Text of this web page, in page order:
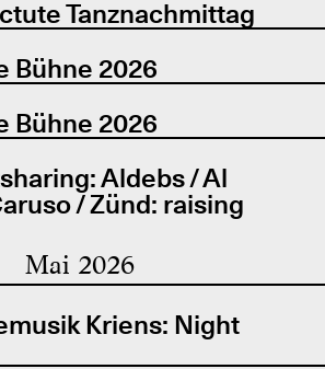
Tanznachmittag
Bühne 2026
Bühne 2026
Aldebs / Al
/ Zünd: raising
Mai 2026
Kriens: Night